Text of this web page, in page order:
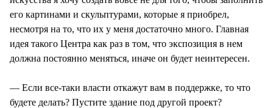
его картинами и скульптурами, которые я приобрел,
несмотря на то, что их у меня достаточно много. Главная
идея такого Центра как раз в том, что экспозиция в нем
должна постоянно меняться, иначе он будет неинтересен.
— Если все-таки власти откажут вам в поддержке, то что
будете делать? Пустите здание под другой проект?